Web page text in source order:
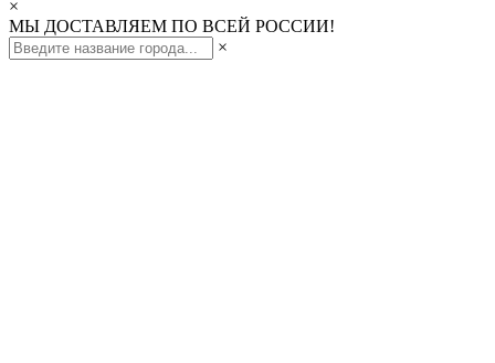
×
МЫ ДОСТАВЛЯЕМ ПО ВСЕЙ РОССИИ!
×